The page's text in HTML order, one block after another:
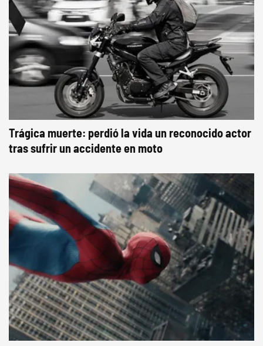
Trágica muerte: perdió la vida un reconocido actor
tras sufrir un accidente en moto